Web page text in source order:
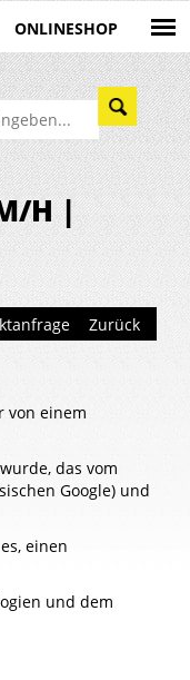
ONLINESHOP
H |
Zurück
von einem
das vom
Google) und
einen
und dem